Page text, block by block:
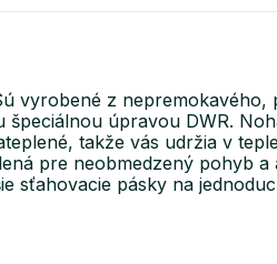
vyrobené z
špeciálnou úpravou DWR.
takže vás udržia v
pre neobmedzený pohyb
pásky na